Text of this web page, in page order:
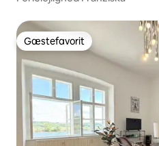
Gæstefavorit
Gæstefavorit